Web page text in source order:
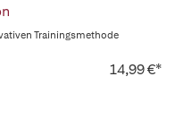
Trainingsmethode
14,99 €*